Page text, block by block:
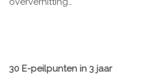
30 E-peilpunten in 3 jaar